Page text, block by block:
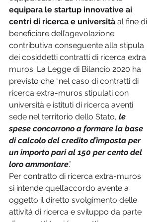
equipara le startup innovative ai
centri di ricerca e università al fine di
beneficiare dell’agevolazione
contributiva conseguente alla stipula
dei cosiddetti contratti di ricerca extra
muros. La Legge di Bilancio 2020 ha
previsto che “nel caso di contratti di
ricerca extra-muros stipulati con
università e istituti di ricerca aventi
sede nel territorio dello Stato, le
spese concorrono a formare la base
di calcolo del credito d’imposta per
un importo pari al 150 per cento del
loro ammontare.”
Per contratto di ricerca extra-muros
si intende quell’accordo avente a
oggetto il diretto svolgimento delle
attività di ricerca e sviluppo da parte